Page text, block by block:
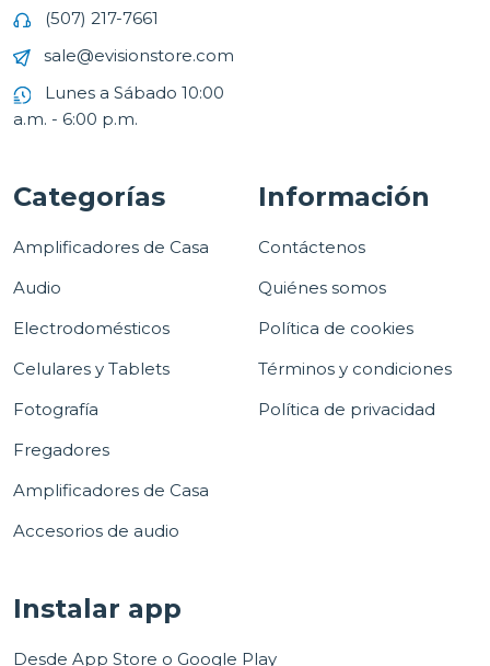
(507) 217-7661
sale@evisionstore.com
Lunes a Sábado 10:00
a.m. - 6:00 p.m.
Categorías
Amplificadores de Casa
Audio
Electrodomésticos
Celulares y Tablets
Fotografía
Fregadores
Amplificadores de Casa
Accesorios de audio
Información
Contáctenos
Quiénes somos
Política de cookies
Términos y condiciones
Política de privacidad
Instalar app
Desde App Store o Google Play